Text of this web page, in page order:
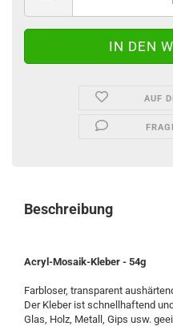
AUF
Beschreibung
Acryl-Mosaik-Kleber - 54g
Farbloser, transparent
Der Kleber ist schnellhaftend
Glas, Holz, Metall, Gips usw.